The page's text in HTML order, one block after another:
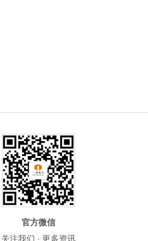
官方微信
关注我们 · 更多资讯